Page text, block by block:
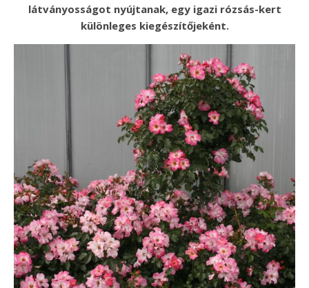
látványosságot nyújtanak, egy igazi rózsás-kert
különleges kiegészítőjeként.